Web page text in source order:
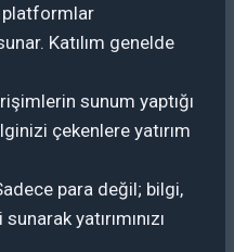
platformlar
Katılım genelde
sunum yaptığı
çekenlere yatırım
para değil; bilgi,
yatırımınızı